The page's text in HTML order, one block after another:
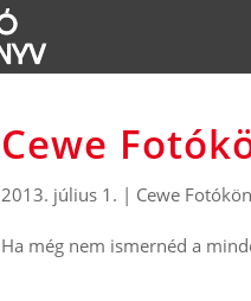
Cewe
2013. július 1. | Cewe
Ha még nem ismernéd a